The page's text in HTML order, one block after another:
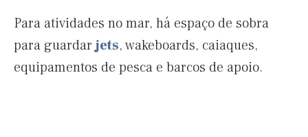
Para atividades no mar, há espaço de sobra
para guardarjets, wakeboards, caiaques,
equipamentos de pesca e barcos de apoio.